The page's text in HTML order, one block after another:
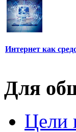
Интернет как
Для
Цели